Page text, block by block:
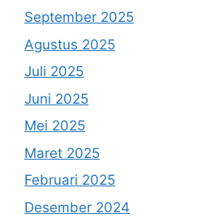
September 2025
Agustus 2025
Juli 2025
Juni 2025
Mei 2025
Maret 2025
Februari 2025
Desember 2024